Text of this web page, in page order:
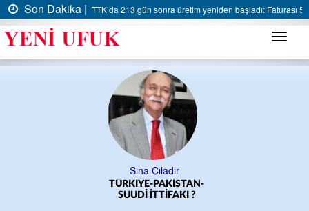
Son Dakika | TTK’da 213 gün sonra üretim yeniden başladı: Faturası 5
Menü
Sina Çıladır
TÜRKİYE-PAKİSTAN-
SUUDİ İTTİFAKI ?